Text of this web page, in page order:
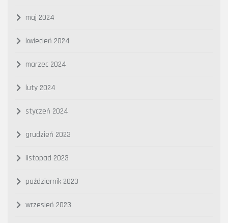
maj 2024
kwiecień 2024
marzec 2024
luty 2024
styczeń 2024
grudzień 2023
listopad 2023
październik 2023
wrzesień 2023